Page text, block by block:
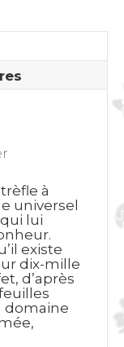
à
universel
lui
existe
dix-mille
d’après
domaine